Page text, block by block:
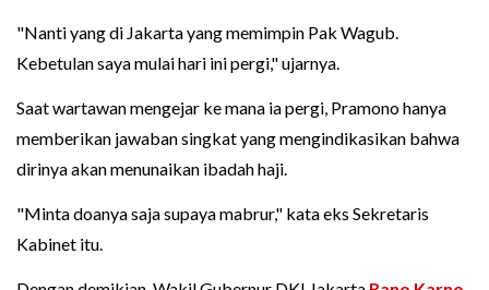
"Nanti yang di Jakarta yang memimpin Pak Wagub.
Kebetulan saya mulai hari ini pergi," ujarnya.
Saat wartawan mengejar ke mana ia pergi, Pramono hanya
memberikan jawaban singkat yang mengindikasikan bahwa
dirinya akan menunaikan ibadah haji.
"Minta doanya saja supaya mabrur," kata eks Sekretaris
Kabinet itu.